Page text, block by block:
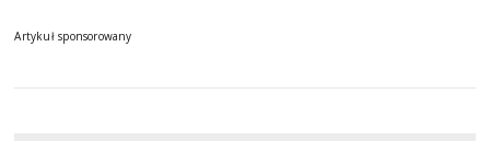
Artykuł sponsorowany